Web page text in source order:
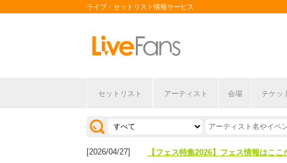
ライブ・セットリスト情報サービス
セットリスト アーティスト 会場 チケッ
[2026/07/28] 【ライブ動員ランキング】2026年上半
[2026/04/27] 【フェス特集2026】フェス情報はここ